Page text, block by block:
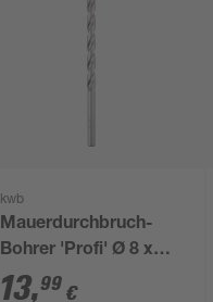
kwb
Mauerdurchbruch-
Bohrer 'Profi' Ø 8 x
400 mm
13,99 €